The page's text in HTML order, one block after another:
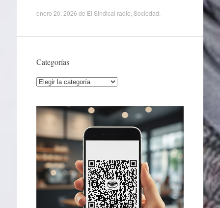
enero 20, 2026 de El Sindical radio Sociedad
Categorías
Categorías